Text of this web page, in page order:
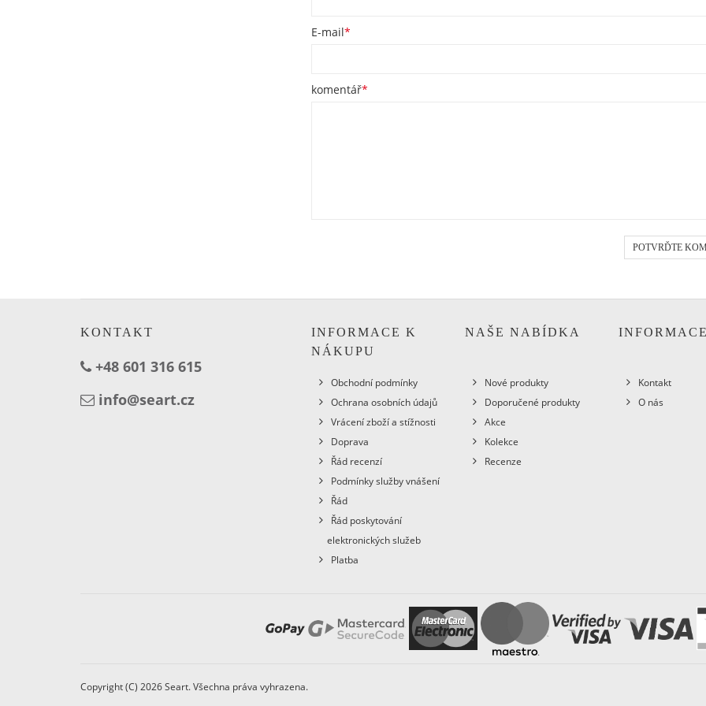
E-mail*
komentář*
POTVRĎTE
KONTAKT
+48 601 316 615
info@seart.cz
INFORMACE K
NÁKUPU
Obchodní podmínky
Ochrana osobních údajů
Vrácení zboží a stížnosti
Doprava
Řád recenzí
Podmínky služby vnášení
Řád
Řád poskytování
elektronických služeb
Platba
NAŠE NABÍDKA
Nové produkty
Doporučené produkty
Akce
Kolekce
Recenze
INFORMACE
Kontakt
O nás
Copyright (C) 2026 Seart. Všechna práva vyhrazena.